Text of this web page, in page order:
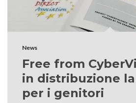
News
Free from
in distribuzione
per i genitori